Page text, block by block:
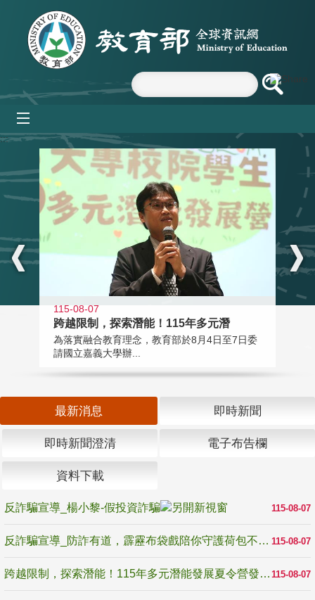
跳到主要內容區塊
:::
115-08-07
跨越限制，探索潛能！115年多元潛
為落實融合教育理念，教育部於8月4日至7日委
請國立嘉義大學辦...
最新消息 即時新聞
即時新聞澄清 電子布告欄
資料下載
115-08-07
反詐騙宣導_楊小黎-假投資詐騙
115-08-07
反詐騙宣導_防詐有道，霹靂布袋戲陪你守護荷包不受騙
115-08-07
跨越限制，探索潛能！115年多元潛能發展夏令營發掘生命無限可能